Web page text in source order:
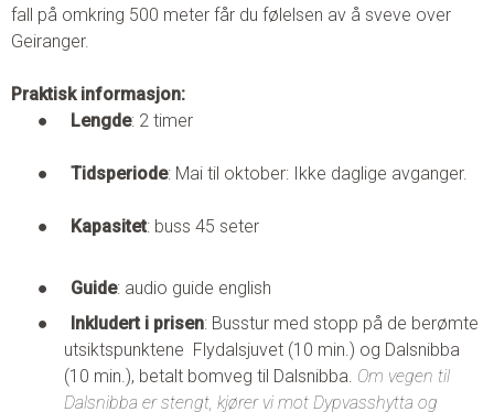
fall på omkring 500 meter får du følelsen av å sveve over
Geiranger.
Praktisk informasjon:
●
Lengde: 2 timer
● Tidsperiode: Mai til oktober: Ikke daglige avganger.
● Kapasitet: buss 45 seter
● Guide: audio guide english
●
Inkludert i prisen: Busstur med stopp på de berømte
utsiktspunktene Flydalsjuvet (10 min.) og Dalsnibba
(10 min.), betalt bomveg til Dalsnibba. Om vegen til
Dalsnibba er stengt, kjører vi mot Dypvasshytta og